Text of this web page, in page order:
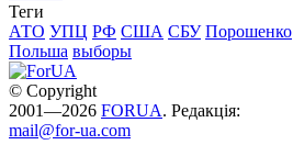
Теги
АТО УПЦ РФ США СБУ Порошенко
Польша выборы
© Copyright
2001—2026 FORUA. Редакція:
mail@for-ua.com